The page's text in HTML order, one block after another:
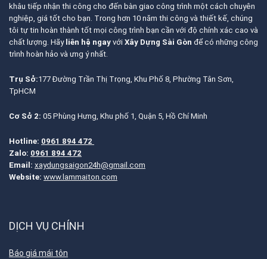
khâu tiếp nhận thi công cho đến bàn giao công trình một cách chuyên
nghiệp, giá tốt cho bạn. Trong hơn 10 năm thi công và thiết kế, chúng
tôi tự tin hoàn thành tốt mọi công trình bạn cần với độ chính xác cao và
chất lượng. Hãy liên hệ ngay với Xây Dựng Sài Gòn để có những công
trình hoàn hảo và ưng ý nhất.
Trụ Sở:177 Đường Trần Thị Trọng, Khu Phố 8, Phường Tân Sơn,
TpHCM
Cơ Sở 2: 05 Phùng Hưng, Khu phố 1, Quận 5, Hồ Chí Minh
Hotline: 0961 894 472
Zalo: 0961 894 472
Email: xaydungsaigon24h@gmail.com
Website: www.lammaiton.com
DỊCH VỤ CHÍNH
Báo giá mái tôn